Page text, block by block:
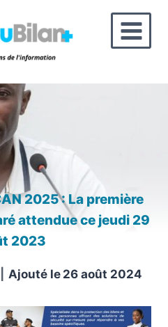
2025 : La première
attendue ce jeudi 29
2023
Ajouté le 26 août 2024